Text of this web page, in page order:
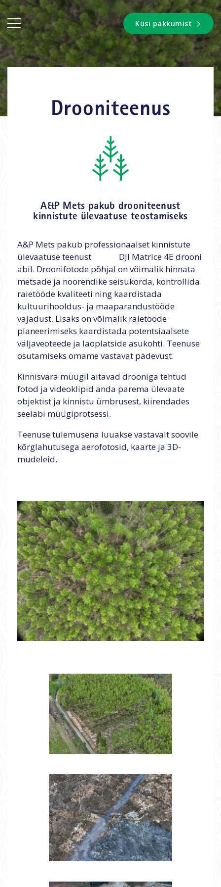
Küsi pakkumist
Drooniteenus
A&P Mets pakub drooniteenust
kinnistute ülevaatuse teostamiseks
A&P Mets pakub professionaalset kinnistute
ülevaatuse teenust DJI Matrice 4E drooni
abil. Droonifotode põhjal on võimalik hinnata
metsade ja noorendike seisukorda, kontrollida
raietööde kvaliteeti ning kaardistada
kultuurihooldus- ja maaparandustööde
vajadust. Lisaks on võimalik raietööde
planeerimiseks kaardistada potentsiaalsete
väljaveoteede ja laoplatside asukohti. Teenuse
osutamiseks omame vastavat pädevust.
Kinnisvara müügil aitavad drooniga tehtud
fotod ja videoklipid anda parema ülevaate
objektist ja kinnistu ümbrusest, kiirendades
seeläbi müügiprotsessi.
Teenuse tulemusena luuakse vastavalt soovile
kõrglahutusega aerofotosid, kaarte ja 3D-
mudeleid.